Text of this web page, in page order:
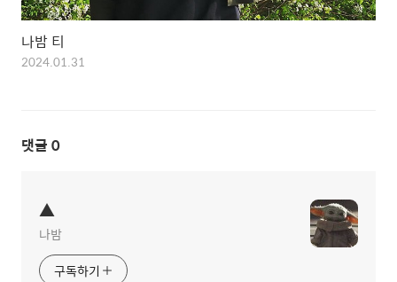
나밤 티
2024.01.31
댓글 0
▲
나밤
구독하기